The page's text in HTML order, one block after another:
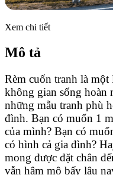
Xem chi tiết
Mô tả
Rèm cuốn tranh là
không gian sống hoàn
những mẫu tranh phù
đình. Bạn có muốn 1
của mình? Bạn có
có hình cả gia đình?
mong được đặt chân
vẫn hâm mộ bấy lâu